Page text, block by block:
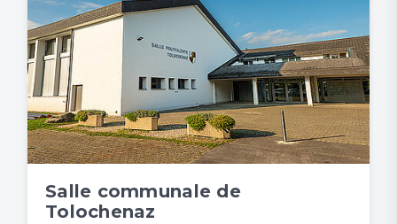
Salle communale de
Tolochenaz